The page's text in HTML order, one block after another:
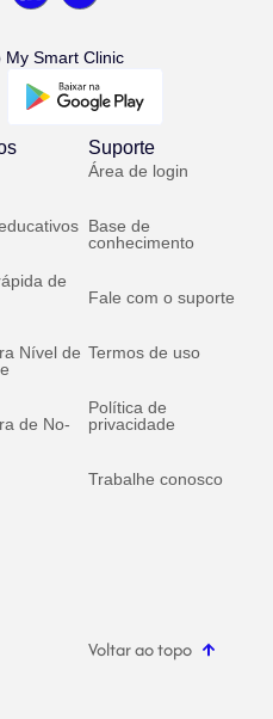
My Smart Clinic
de
Nível de
de No-
Suporte
Área de login
Base de
conhecimento
Fale com o suporte
Termos de uso
Política de
privacidade
Trabalhe conosco
Voltar ao topo